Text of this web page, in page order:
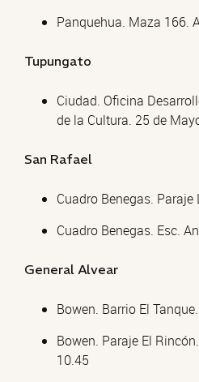
Panquehua. Maza 166.
Tupungato
Ciudad. Oficina
de la Cultura. 25 de
San Rafael
Cuadro Benegas.
Cuadro Benegas. Esc.
General Alvear
Bowen. Barrio El
Bowen. Paraje El
10.45